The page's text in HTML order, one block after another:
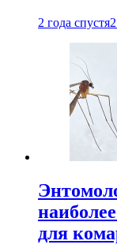
2 года спустя
для